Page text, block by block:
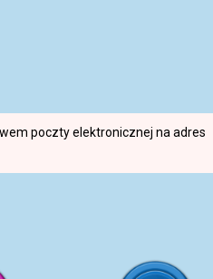
poczty elektronicznej na adres